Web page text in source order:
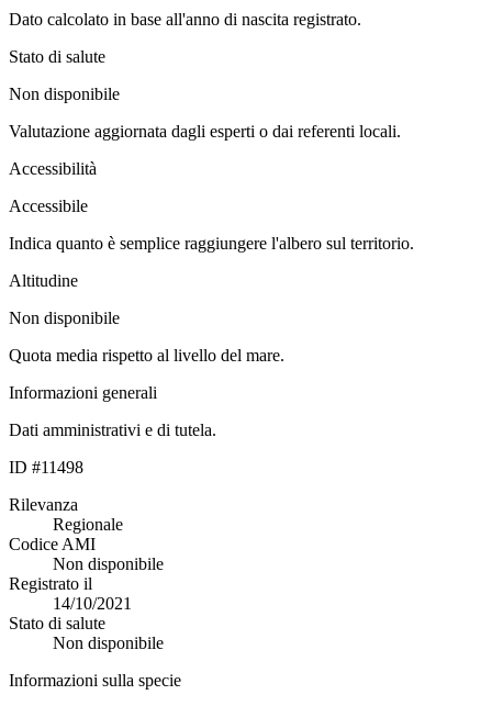
Dato calcolato in base all'anno di nascita registrato.
Stato di salute
Non disponibile
Valutazione aggiornata dagli esperti o dai referenti locali.
Accessibilità
Accessibile
Indica quanto è semplice raggiungere l'albero sul territorio.
Altitudine
Non disponibile
Quota media rispetto al livello del mare.
Informazioni generali
Dati amministrativi e di tutela.
ID #11498
Rilevanza
Regionale
Codice AMI
Non disponibile
Registrato il
14/10/2021
Stato di salute
Non disponibile
Informazioni sulla specie